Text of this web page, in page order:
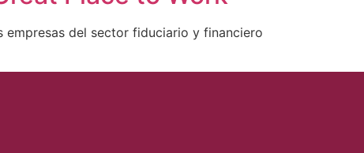
del sector fiduciario y financiero